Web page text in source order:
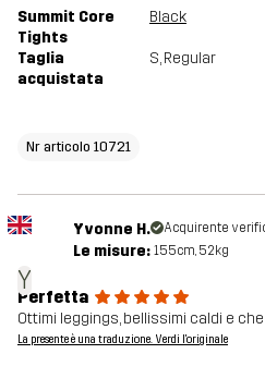
Summit Core
Tights
Black
Taglia
acquistata
S, Regular
Nr articolo 10721
Y
Yvonne H. Acquirente
Le misure: 155cm, 52kg
Perfetta
Ottimi leggings, bellissimi caldi e
La presente è una traduzione. Verdi l'originale